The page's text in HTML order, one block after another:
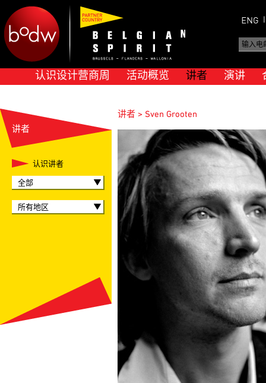
认识设计营商周 活动概览 讲者 演讲
讲者
认识讲者
全部
所有地区
讲者 > Sven Grooten